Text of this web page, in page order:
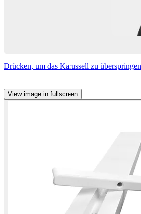
Drücken, um das Karussell zu überspringen
View image in fullscreen